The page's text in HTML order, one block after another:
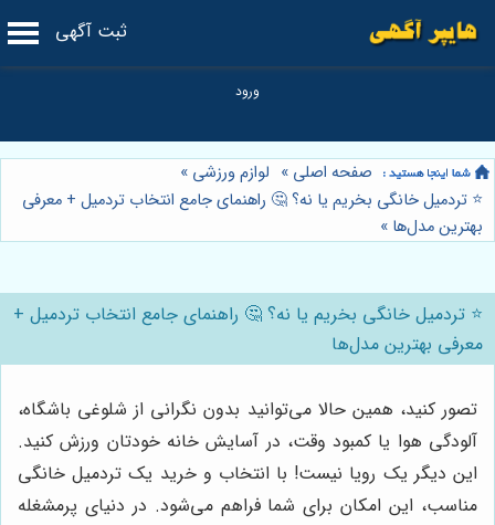
ثبت آگهی
صفحه اصلی » لوازم ورزشی »
⭐️ تردمیل خانگی بخریم یا نه؟ 🤔 راهنمای جامع انتخاب تردمیل + معرفی
بهترین مدل‌ها »
⭐️ تردمیل خانگی بخریم یا نه؟ 🤔 راهنمای جامع انتخاب تردمیل +
معرفی بهترین مدل‌ها
تصور کنید، همین حالا می‌توانید بدون نگرانی از شلوغی باشگاه،
آلودگی هوا یا کمبود وقت، در آسایش خانه خودتان ورزش کنید.
این دیگر یک رویا نیست! با انتخاب و خرید یک تردمیل خانگی
مناسب، این امکان برای شما فراهم می‌شود. در دنیای پرمشغله